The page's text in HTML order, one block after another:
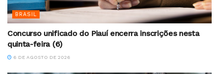
BRASIL
Concurso unificado do Piauí encerra inscrições nesta
quinta-feira (6)
6 DE AGOSTO DE 2026